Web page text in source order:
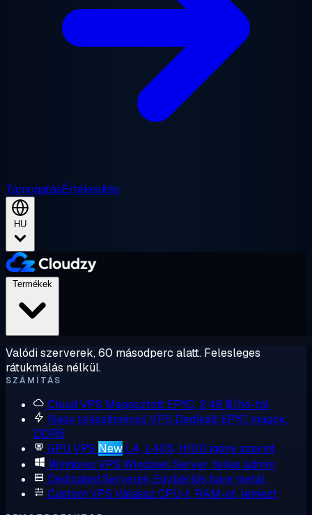
TámogatásÉrtékesítés
HU
Valódi szerverek, 60 másodperc alatt. Felesleges
rátukmálás nélkül.
SZÁMÍTÁS
Cloud VPS Megosztott EPYC, 2,48 $/hó-tól
Nagy teljesítményű VPS Dedikált EPYC magok,
DDR5
GPU VPS New L4, L40S, H100 igény szerint
Windows VPS Windows Server, teljes admin
Dedicated Serverek Egybérlős bare metal
Custom VPS Válassz CPU-t, RAM-ot, lemezt